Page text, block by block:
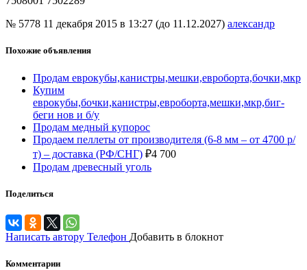
№ 5778 11 декабря 2015 в 13:27 (до 11.12.2027) александр
Похожие объявления
Продам еврокубы,канистры,мешки,евроборта,бочки,мкр
Купим
еврокубы,бочки,канистры,евроборта,мешки,мкр,биг-
беги нов и б/у
Продам медный купорос
Продаем пеллеты от производителя (6-8 мм – от 4700 р/
т) – доставка (РФ/СНГ) ₽4 700
Продам древесный уголь
Поделиться
Написать автору Телефон Добавить в блокнот
Комментарии